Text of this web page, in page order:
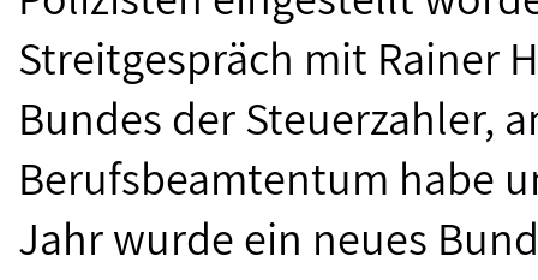
Streitgespräch mit Rainer
Bundes der Steuerzahler,
Berufsbeamtentum habe
Jahr wurde ein neues